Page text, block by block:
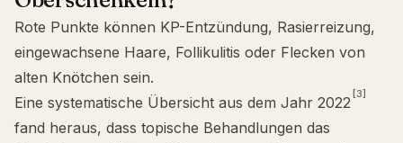
Rote Punkte können KP-Entzündung, Rasierreizung,
eingewachsene Haare, Follikulitis oder Flecken von
alten Knötchen sein.
Eine systematische Übersicht aus dem Jahr 2022 [3]
fand heraus, dass topische Behandlungen das